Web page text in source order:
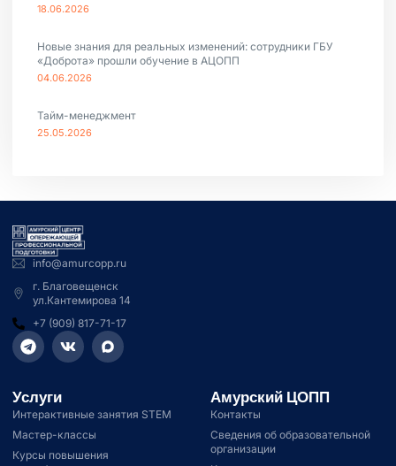
18.06.2026
Новые знания для реальных изменений: сотрудники ГБУ
«Доброта» прошли обучение в АЦОПП
04.06.2026
Тайм-менеджмент
25.05.2026
info@amurcopp.ru
г. Благовещенск
ул.Кантемирова 14
+7 (909) 817-71-17
Услуги
Интерактивные занятия STEM
Мастер-классы
Курсы повышения
Амурский ЦОПП
Контакты
Сведения об образовательной
организации